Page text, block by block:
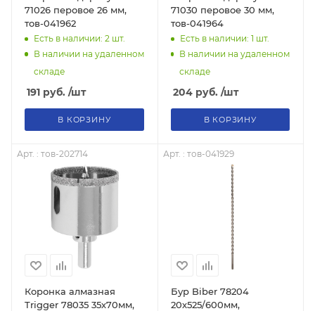
71026 перовое 26 мм,
тов-041962
Есть в наличии: 2 шт.
В наличии на удаленном
складе
191 руб. /шт
В КОРЗИНУ
71030 перовое 30 мм,
тов-041964
Есть в наличии: 1 шт.
В наличии на удаленном
складе
204руб. /шт
В КОРЗИНУ
Арт. : тов-202714
Коронка алмазная
Trigger 78035 35х70мм,
Арт. : тов-041929
Бур Biber 78204
20х525/600мм,